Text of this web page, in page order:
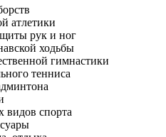
атлетики
рук и ног
ходьбы
гимнастики
тенниса
видов спорта